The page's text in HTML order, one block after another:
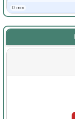
0 mm